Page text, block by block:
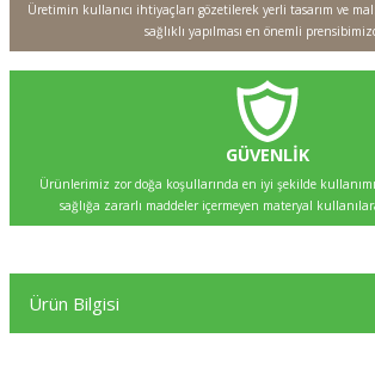
Üretimin kullanıcı ihtiyaçları gözetilerek yerli tasarım ve
sağlıklı yapılması en önemli
GÜVENLİK
Ürünlerimiz zor doğa koşullarında en iyi şekilde
sağlığa zararlı maddeler içermeyen materyal
Ürün Bilgisi